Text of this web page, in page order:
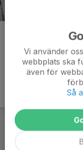
Vi använder
webbplats ska
även för
Så